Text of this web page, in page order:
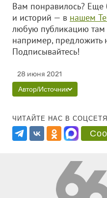
Вам понравилось? Еще
и историй — в нашем
любую публикацию
например, предложить
Подписывайтесь!
28 июня 2021
Автор/Источник
ЧИТАЙТЕ НАС В